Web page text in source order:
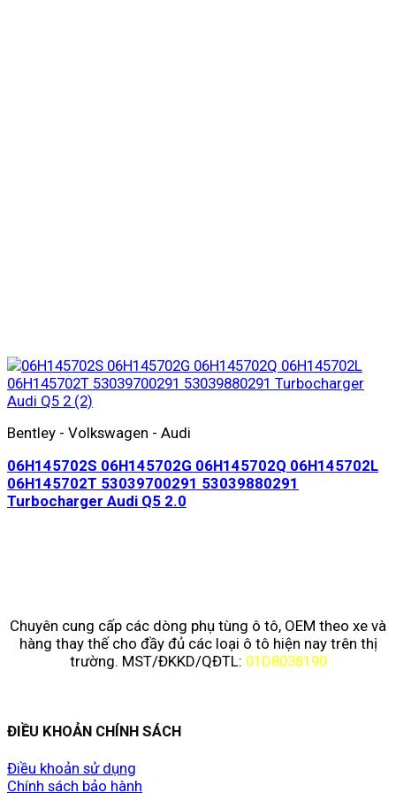
Bentley - Volkswagen - Audi
06H145702S 06H145702G 06H145702Q 06H145702L
06H145702T 53039700291 53039880291
Turbocharger Audi Q5 2.0
Chuyên cung cấp các dòng phụ tùng ô tô, OEM theo xe và
hàng thay thế cho đầy đủ các loại ô tô hiện nay trên thị
trường. MST/ĐKKD/QĐTL: 01D8038190
ĐIỀU KHOẢN CHÍNH SÁCH
Điều khoản sử dụng
Chính sách bảo hành